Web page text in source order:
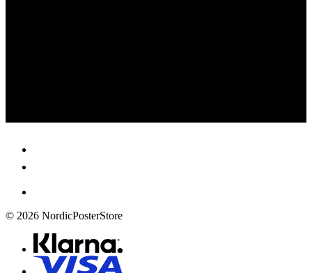
© 2026 NordicPosterStore